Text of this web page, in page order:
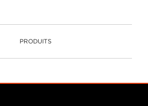
PRODUITS